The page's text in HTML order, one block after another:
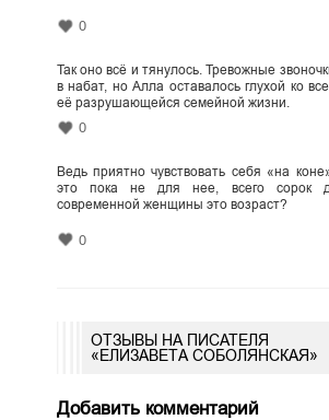
0
Так оно всё и тянулось. Тревожные
в набат, но Алла оставалось глухой ко
её разрушающейся семейной жизни.
0
Ведь приятно чувствовать себя «на
это пока не для нее, всего сорок
современной женщины это возраст?
0
ОТЗЫВЫ НА ПИСАТЕЛЯ
«ЕЛИЗАВЕТА СОБОЛЯНСКАЯ»
Добавить комментарий